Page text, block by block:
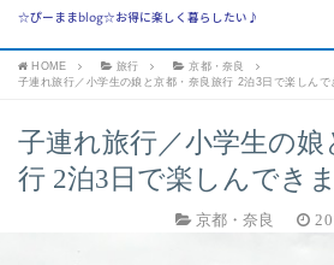
☆ぴーままblog☆お得に楽しく暮らしたい♪
HOME 旅行
京都・奈良
子連れ旅行／小学生の娘と京都・奈良旅行 2泊3日で楽しんで
子連れ旅行／小学生の娘
行 2泊3日で楽しんでき
京都・奈良